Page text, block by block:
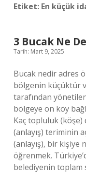
Etiket: En küçük
3 Bucak Ne
Tarih: Mart 9, 2025
Bucak nedir adres
bölgenin küçüktür
tarafından
bölgeye on köy
Kaç topluluk
(anlayış) teriminin
(anlayış), bir kişiye
öğrenmek.
belediyenin toplam